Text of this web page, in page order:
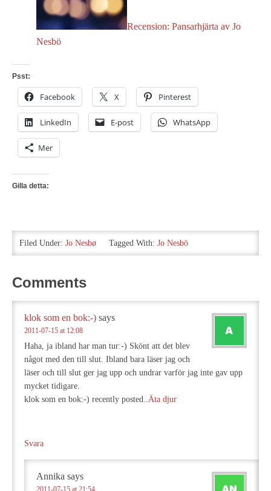
Recension: Pansarhjärta av Jo
Nesbö
Psst:
Facebook X Pinterest
LinkedIn E-post WhatsApp
Mer
Gilla detta:
Filed Under: Jo Nesbø Tagged With: Jo Nesbö
Comments
klok som en bok:-) says
2011-07-15 at 12:08
Haha, ja ibland har man tur:-) Skönt att det blev
något med den till slut. Ibland bara läser jag och
läser och till slut ger jag upp och undrar varför jag inte gav upp
mycket tidigare.
klok som en bok:-) recently posted..Äta djur
Svara
Annika says
2011-07-15 at 21:54